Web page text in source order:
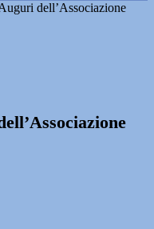
dell’Associazione